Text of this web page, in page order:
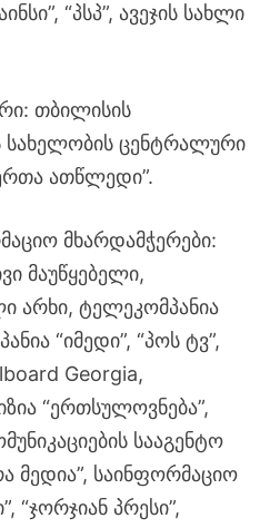
“პსპ”, ავეჯის სახლი
თბილისის
სახელობის ცენტრალური
ათწლედი”.
მხარდამჭერები:
მაუწყებელი,
არხი, ტელეკომპანია
“იმედი”, “პოს ტვ”,
Georgia,
“ერთსულოვნება”,
სააგენტო
მედია”, საინფორმაციო
“ჯორჯიან პრესი”,